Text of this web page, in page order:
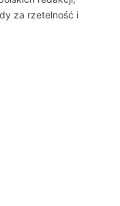
za rzetelność i